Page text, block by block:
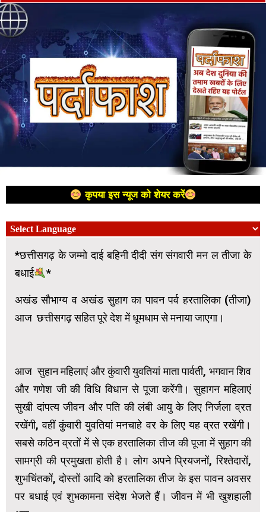
कृपया इस न्यूज को शेयर करें
*छत्तीसगढ़ के जम्मो दाई बहिनी दीदी संग संगवारी मन ल तीजा के
बधाई
*
अखंड सौभाग्य व अखंड सुहाग का पावन पर्व हरतालिका (तीजा)
आज छत्तीसगढ़ सहित पूरे देश में धूमधाम से मनाया जाएगा।
आज सुहान महिलाएं और कुंवारी युवतियां माता पार्वती, भगवान शिव
और गणेश जी की विधि विधान से पूजा करेंगी। सुहागन महिलाएं
सुखी दांपत्य जीवन और पति की लंबी आयु के लिए निर्जला व्रत
रखेंगी, वहीं कुंवारी युवतियां मनचाहे वर के लिए यह व्रत रखेंगी।
सबसे कठिन व्रतों में से एक हरतालिका तीज की पूजा में सुहाग की
सामग्री की प्रमुखता होती है। लोग अपने प्रियजनों, रिश्तेदारों,
शुभचिंतकों, दोस्तों आदि को हरतालिका तीज के इस पावन अवसर
पर बधाई एवं शुभकामना संदेश भेजते हैं। जीवन में भी खुशहाली